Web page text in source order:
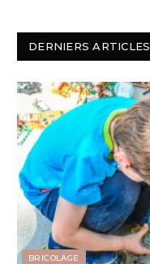
DERNIERS ARTICLES
BRICOLAGE